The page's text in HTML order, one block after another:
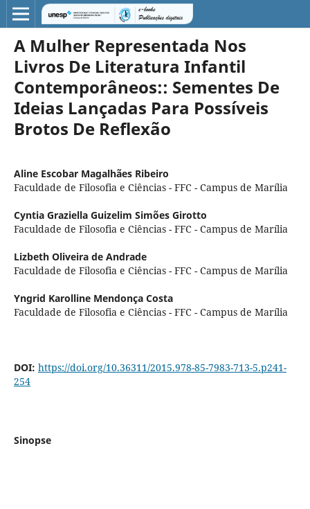
A Mulher Representada Nos
Livros De Literatura Infantil
Contemporâneos:: Sementes De
Ideias Lançadas Para Possíveis
Brotos De Reflexão
Aline Escobar Magalhães Ribeiro
Faculdade de Filosofia e Ciências - FFC - Campus de Marília
Cyntia Graziella Guizelim Simões Girotto
Faculdade de Filosofia e Ciências - FFC - Campus de Marília
Lizbeth Oliveira de Andrade
Faculdade de Filosofia e Ciências - FFC - Campus de Marília
Yngrid Karolline Mendonça Costa
Faculdade de Filosofia e Ciências - FFC - Campus de Marília
DOI: https://doi.org/10.36311/2015.978-85-7983-713-5.p241-
254
Sinopse